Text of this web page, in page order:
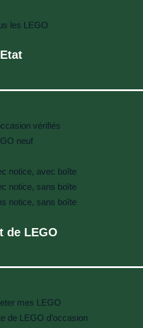
les LEGO
Etat
vérifiés
neuf
notice, avec boîte
notice, sans boîte
notice, sans boîte
de LEGO
mes LEGO
de LEGO d’occasion